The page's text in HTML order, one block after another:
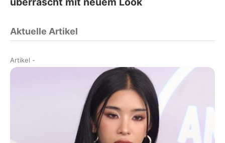
Aktuelle Artikel
Artikel -